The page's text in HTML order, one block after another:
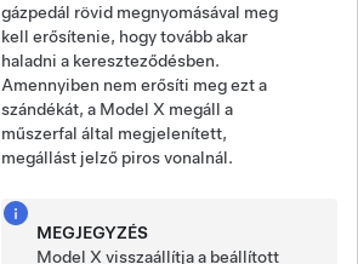
gázpedál rövid megnyomásával meg
kell erősítenie, hogy tovább akar
haladni a kereszteződésben.
Amennyiben nem erősíti meg ezt a
szándékát, a Model X megáll a
műszerfal által megjelenített,
megállást jelző piros vonalnál.
MEGJEGYZÉS
Model X visszaállítja a beállított